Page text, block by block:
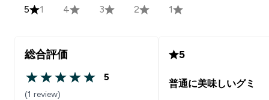
5 1 4 3 2 1
総合評価
5 out of 5 stars
5
(1 review)
5
普通に美味しいグミ